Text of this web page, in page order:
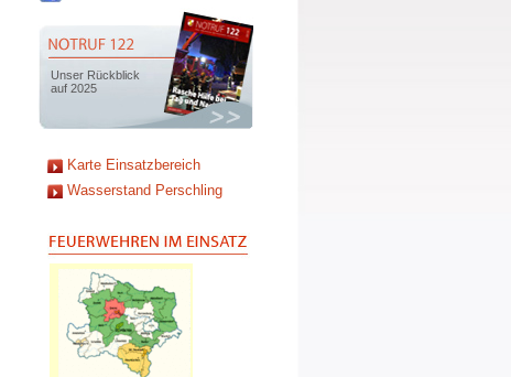
Unser Rückblick
auf 2025
Karte Einsatzbereich
Wasserstand Perschling